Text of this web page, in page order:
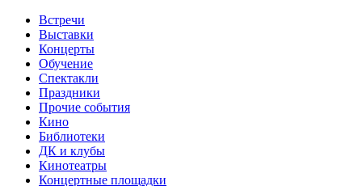
Встречи
Выставки
Концерты
Обучение
Спектакли
Праздники
Прочие события
Кино
Библиотеки
ДК и клубы
Кинотеатры
Концертные площадки